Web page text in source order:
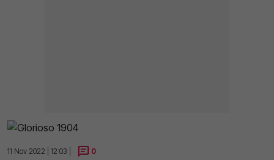
11 Nov 2022 | 12:03 | 0